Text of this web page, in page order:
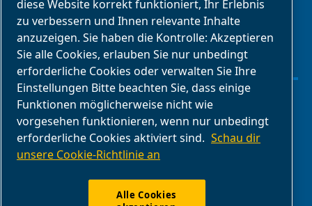
Geschäftspartnerbereich
E-Connect 2,0
Geschäftsportal
ABAC
Mediengalerie
Cookies verwalten
Legal & Privacy Notices
diese Website korrekt funktioniert, Ihr Erlebnis
zu verbessern und Ihnen relevante Inhalte
anzuzeigen. Sie haben die Kontrolle: Akzeptieren
Sie alle Cookies, erlauben Sie nur unbedingt
erforderliche Cookies oder verwalten Sie Ihre
Einstellungen Bitte beachten Sie, dass einige
Funktionen möglicherweise nicht wie
vorgesehen funktionieren, wenn nur unbedingt
erforderliche Cookies aktiviert sind. Schau dir
unsere Cookie-Richtlinie an
Alle Cookies